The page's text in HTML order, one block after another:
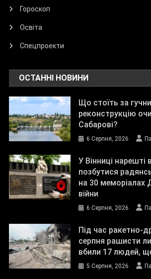
Гороскоп
Освіта
Спецпроекти
ОСТАННІ НОВИНИ
Що стоїть за
реконструкцію
Сабарові?
6 Серпня, 2026
У Вінниці нарешті
позбутися
на 30 меморіалах
війни
6 Серпня, 2026
Під час ракетно-
серпня рашисти
вбили 17 людей,
5 Серпня, 2026